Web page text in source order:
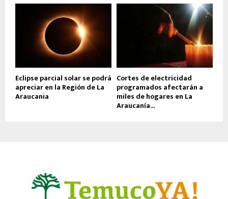
Eclipse parcial solar se podrá
apreciar en la Región de La
Araucania
Cortes de electricidad
programados afectarán a
miles de hogares en La
Araucanía...